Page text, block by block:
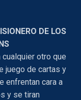
DE LOS
otro que
juego de cartas y
enfrentan cara a
y se tiran